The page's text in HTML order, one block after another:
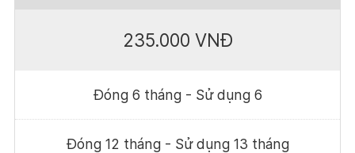
235.000 VNĐ
Đóng 6 tháng - Sử dụng 6
Đóng 12 tháng - Sử dụng 13 tháng